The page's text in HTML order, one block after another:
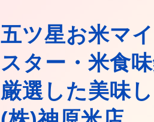
五ツ星お米マイ
スター・米食
厳選した美味